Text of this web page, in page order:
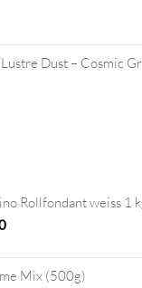
Dust – Cosmic
Rollfondant weiss 1
Mix (500g)